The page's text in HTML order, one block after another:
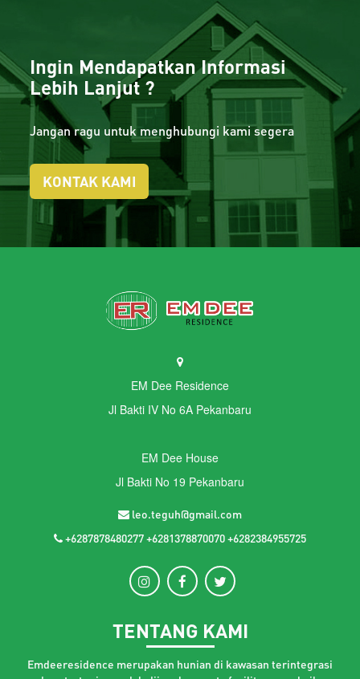
Ingin Mendapatkan Informasi
Lebih Lanjut ?
Jangan ragu untuk menghubungi kami segera
KONTAK KAMI
EM Dee Residence
Jl Bakti IV No 6A Pekanbaru
EM Dee House
Jl Bakti No 19 Pekanbaru
leo.teguh@gmail.com
+6287878480277 +6281378870070 +6282384955725
TENTANG KAMI
Emdeeresidence merupakan hunian di kawasan terintegrasi